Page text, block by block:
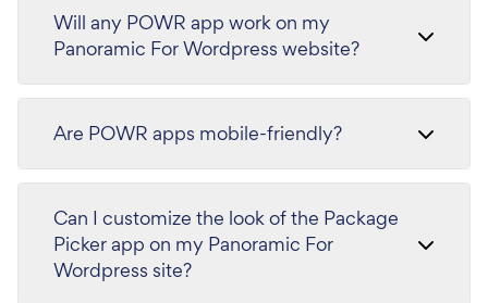
Will any POWR app work on my
Panoramic For Wordpress website?
Are POWR apps mobile-friendly?
Can I customize the look of the Package
Picker app on my Panoramic For
Wordpress site?